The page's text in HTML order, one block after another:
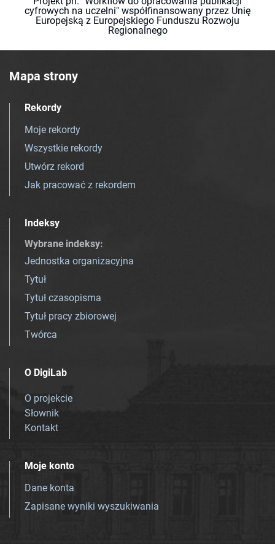
cyfrowych na uczelni" współfinansowany przez Unię
Europejską z Europejskiego Funduszu Rozwoju
Regionalnego
Mapa strony
Rekordy
Moje rekordy
Wszystkie rekordy
Utwórz rekord
Jak pracować z rekordem
Indeksy
Wybrane indeksy:
Jednostka organizacyjna
Tytuł
Tytuł czasopisma
Tytuł pracy zbiorowej
Twórca
O DigiLab
O projekcie
Słownik
Kontakt
Moje konto
Dane konta
Zapisane wyniki wyszukiwania